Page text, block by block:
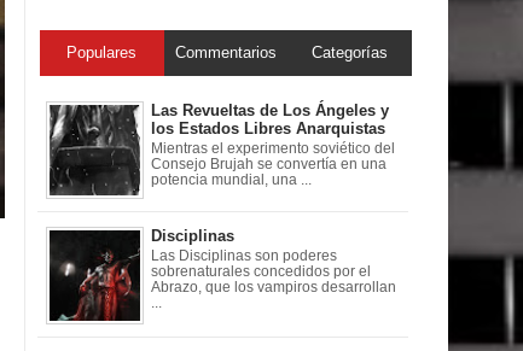
Populares Commentarios Categorías
Las Revueltas de Los Ángeles y
los Estados Libres Anarquistas
Mientras el experimento soviético del
Consejo Brujah se convertía en una
potencia mundial, una ...
Disciplinas
Las Disciplinas son poderes
sobrenaturales concedidos por el
Abrazo, que los vampiros desarrollan